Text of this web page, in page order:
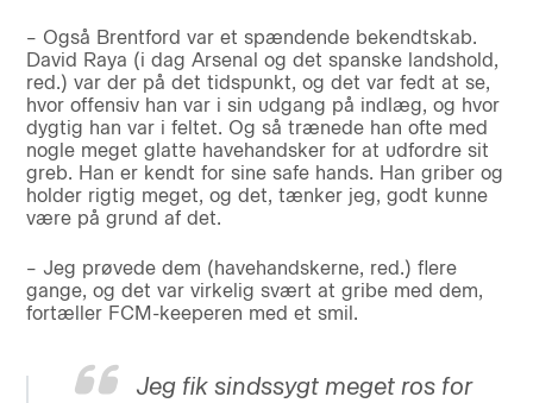
– Også Brentford var et spændende bekendtskab.
David Raya (i dag Arsenal og det spanske landshold,
red.) var der på det tidspunkt, og det var fedt at se,
hvor offensiv han var i sin udgang på indlæg, og hvor
dygtig han var i feltet. Og så trænede han ofte med
nogle meget glatte havehandsker for at udfordre sit
greb. Han er kendt for sine safe hands. Han griber og
holder rigtig meget, og det, tænker jeg, godt kunne
være på grund af det.
– Jeg prøvede dem (havehandskerne, red.) flere
gange, og det var virkelig svært at gribe med dem,
fortæller FCM-keeperen med et smil.
Jeg fik sindssygt meget ros for